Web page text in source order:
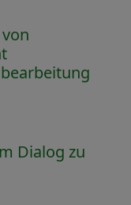
Dialog zu